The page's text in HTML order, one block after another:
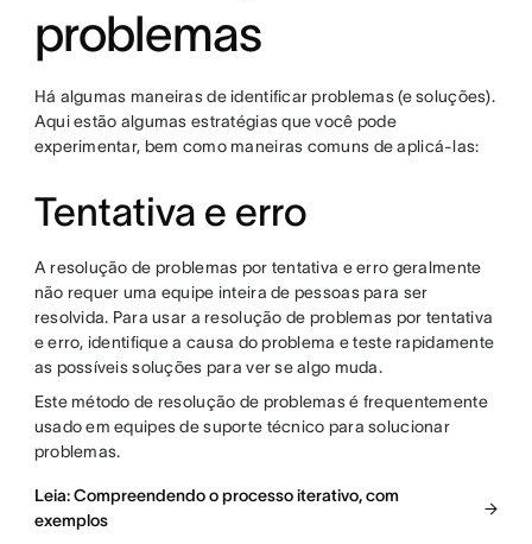
problemas
Há algumas maneiras de identificar problemas (e soluções).
Aqui estão algumas estratégias que você pode
experimentar, bem como maneiras comuns de aplicá-las:
Tentativa e erro
A resolução de problemas por tentativa e erro geralmente
não requer uma equipe inteira de pessoas para ser
resolvida. Para usar a resolução de problemas por tentativa
e erro, identifique a causa do problema e teste rapidamente
as possíveis soluções para ver se algo muda.
Este método de resolução de problemas é frequentemente
usado em equipes de suporte técnico para solucionar
problemas.
Leia: Compreendendo o processo iterativo, com
exemplos